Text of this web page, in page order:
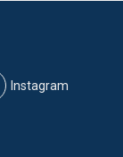
Instagram